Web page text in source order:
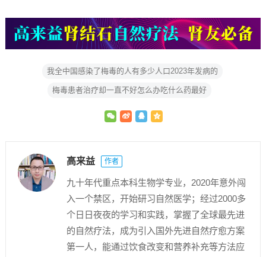
我全中国感染了梅毒的人有多少人口2023年发病的
梅毒患者治疗却一直不好怎么办吃什么药最好
高来益 作者
九十年代重点本科生物学专业，2020年意外闯
入一个禁区，开始研习自然医学；经过2000多
个日日夜夜的学习和实践，掌握了全球最先进
的自然疗法，成为引入国外先进自然疗愈方案
第一人，能通过饮食改变和营养补充等方法应